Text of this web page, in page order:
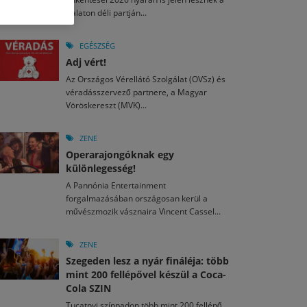
2026. JÚL. 15.
nézők 10 kedvenc filmje 2026 első félévében
2026. JÚL. 3.
án hozzánk is megérkezik a Rocktábor
2026. JÚL. 29.
a jubileumi Művészetek Völgye – még öt
kulturális ünnep
Fesztivál 2026
egy mese: 30 napos mesekihívást indít a Libri
2026. MÁJ. 11.
László kapta az Artisjus Irodalmi Nagydíjat
Balaton déli partján...
EGÉSZSÉG
Adj vért!
Az Országos Vérellátó Szolgálat (OVSz) és
véradásszervező partnere, a Magyar
Vöröskereszt (MVK)...
ZENE
Operarajongóknak egy
különlegesség!
A Pannónia Entertainment
forgalmazásában országosan kerül a
művészmozik vásznaira Vincent Cassel...
ZENE
Szegeden lesz a nyár fináléja: több
mint 200 fellépővel készül a Coca-
Cola SZIN